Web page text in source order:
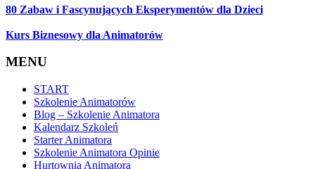
80 Zabaw i Fascynujących Eksperymentów dla Dzieci
Kurs Biznesowy dla Animatorów
MENU
START
Szkolenie Animatorów
Blog – Szkolenie Animatora
Kalendarz Szkoleń
Starter Animatora
Szkolenie Animatora Opinie
Hurtownia Animatora